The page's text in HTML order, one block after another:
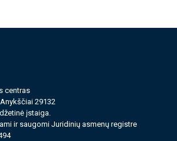
cen­tras
29132
įstaiga.
ir saugomi Juri­dinių asmenų reg­istre